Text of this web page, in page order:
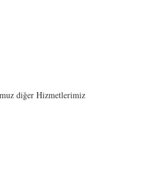
diğer Hizmetlerimiz